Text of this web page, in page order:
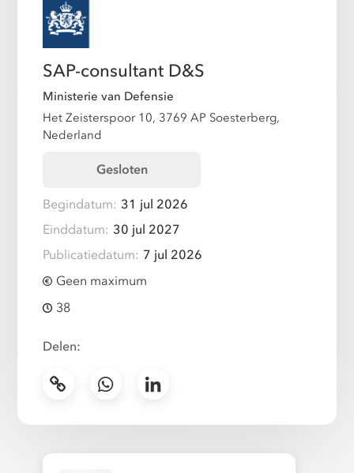
SAP-consultant D&S
Ministerie van Defensie
Het Zeisterspoor 10, 3769 AP Soesterberg,
Nederland
Gesloten
Begindatum: 31 jul 2026
Einddatum: 30 jul 2027
Publicatiedatum: 7 jul 2026
Geen maximum
38
Delen: